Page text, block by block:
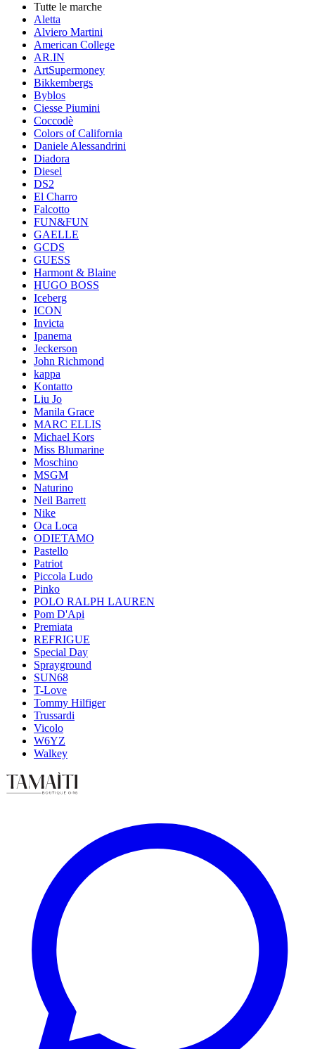
Tutte le marche
Aletta
Alviero Martini
American College
AR.IN
ArtSupermoney
Bikkembergs
Byblos
Ciesse Piumini
Coccodè
Colors of California
Daniele Alessandrini
Diadora
Diesel
DS2
El Charro
Falcotto
FUN&FUN
GAELLE
GCDS
GUESS
Harmont & Blaine
HUGO BOSS
Iceberg
ICON
Invicta
Ipanema
Jeckerson
John Richmond
kappa
Kontatto
Liu Jo
Manila Grace
MARC ELLIS
Michael Kors
Miss Blumarine
Moschino
MSGM
Naturino
Neil Barrett
Nike
Oca Loca
ODIETAMO
Pastello
Patriot
Piccola Ludo
Pinko
POLO RALPH LAUREN
Pom D'Api
Premiata
REFRIGUE
Special Day
Sprayground
SUN68
T-Love
Tommy Hilfiger
Trussardi
Vicolo
W6YZ
Walkey